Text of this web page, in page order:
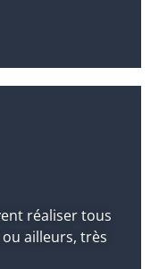
réaliser tous
ailleurs, très